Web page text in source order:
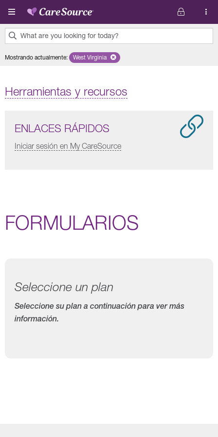
Pasar al contenido principal
What are you looking for today?
results
Mostrando actualmente: Remove selected state 'West Virginia'
West Virginia
Herramientas y recursos
ENLACES RÁPIDOS
Iniciar sesión en My CareSource
FORMULARIOS
Seleccione un plan
Seleccione su plan a continuación para ver más
información.